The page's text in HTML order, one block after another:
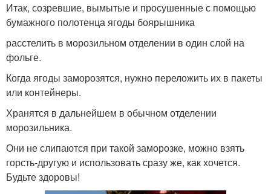
Итак, созревшие, вымытые и просушенные с помощью
бумажного полотенца ягоды боярышника
расстелить в морозильном отделении в один слой на
фольге.
Когда ягоды заморозятся, нужно переложить их в пакеты
или контейнеры.
Хранятся в дальнейшем в обычном отделении
морозильника.
Они не слипаются при такой заморозке, можно взять
горсть-другую и использовать сразу же, как хочется.
Будьте здоровы!